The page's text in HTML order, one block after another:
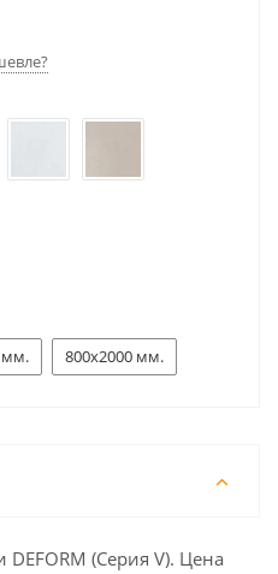
мм. 800x2000 мм.
(Серия V). Цена